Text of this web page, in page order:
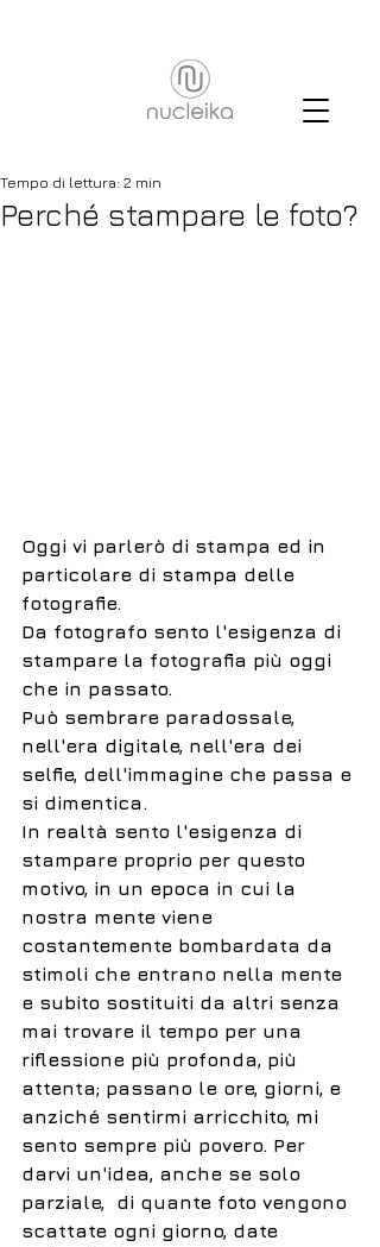
Perché stampare le foto?
Tempo di lettura: 2 min
Oggi vi parlerò di stampa ed in
particolare di stampa delle
fotografie.
Da fotografo sento l'esigenza di
stampare la fotografia più oggi
che in passato.
Può sembrare paradossale,
nell'era digitale, nell'era dei
selfie, dell'immagine che passa e
si dimentica.
In realtà sento l'esigenza di
stampare proprio per questo
motivo, in un epoca in cui la
nostra mente viene
costantemente bombardata da
stimoli che entrano nella mente
e subito sostituiti da altri senza
mai trovare il tempo per una
riflessione più profonda, più
attenta; passano le ore, giorni, e
anziché sentirmi arricchito, mi
sento sempre più povero. Per
darvi un'idea, anche se solo
parziale,  di quante foto vengono
scattate ogni giorno, date